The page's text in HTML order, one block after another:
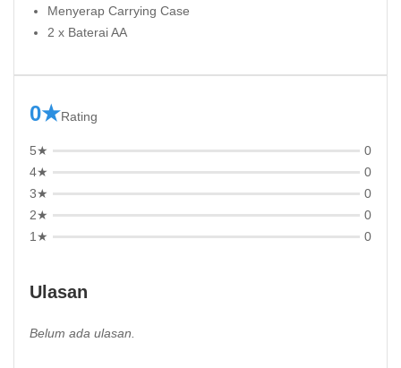
Menyerap Carrying Case
2 x Baterai AA
0★Rating
5★
0
4★
0
3★
0
2★
0
1★
0
Ulasan
Belum ada ulasan.